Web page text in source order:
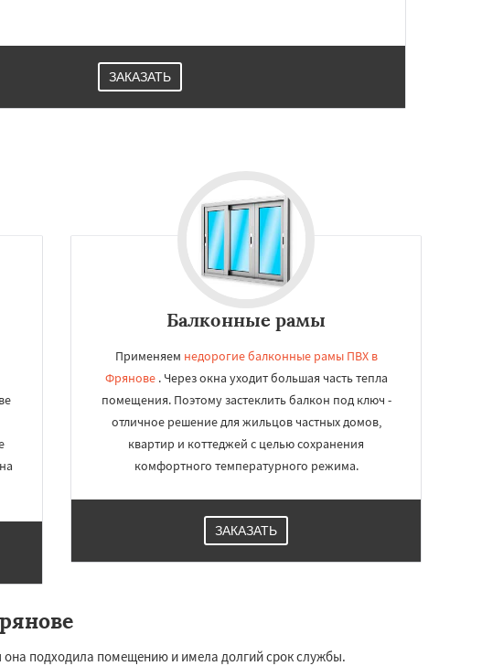
ЗАКАЗАТЬ
Балконные рамы
Применяем недорогие балконные рамы ПВХ в
Фрянове. Через окна уходит большая часть тепла
помещения. Поэтому застеклить балкон под ключ -
отличное решение для жильцов частных домов,
квартир и коттеджей с целью сохранения
комфортного температурного режима.
ЗАКАЗАТЬ
подходила помещению и имела долгий срок службы.